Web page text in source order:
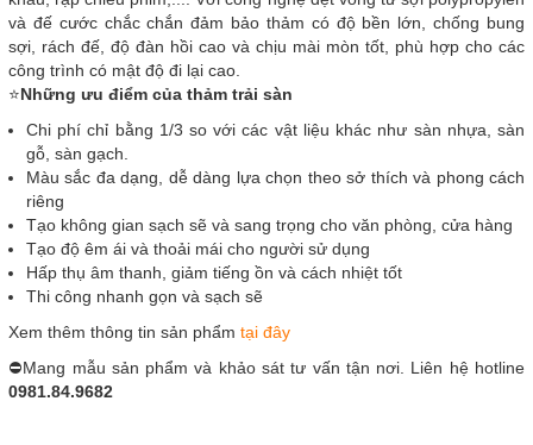
và đế cước chắc chắn đảm bảo thảm có độ bền lớn, chống bung
sợi, rách đế, độ đàn hồi cao và chịu mài mòn tốt, phù hợp cho các
công trình có mật độ đi lại cao.
⭐Những ưu điểm của thảm trải sàn
Chi phí chỉ bằng 1/3 so với các vật liệu khác như sàn nhựa, sàn
gỗ, sàn gạch.
Màu sắc đa dạng, dễ dàng lựa chọn theo sở thích và phong cách
riêng
Tạo không gian sạch sẽ và sang trọng cho văn phòng, cửa hàng
Tạo độ êm ái và thoải mái cho người sử dụng
Hấp thụ âm thanh, giảm tiếng ồn và cách nhiệt tốt
Thi công nhanh gọn và sạch sẽ
Xem thêm thông tin sản phẩm tại đây
⛔Mang mẫu sản phẩm và khảo sát tư vấn tận nơi. Liên hệ hotline
0981.84.9682